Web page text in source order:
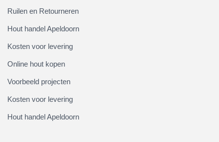
Ruilen en Retourneren
Hout handel Apeldoorn
Kosten voor levering
Online hout kopen
Voorbeeld projecten
Kosten voor levering
Hout handel Apeldoorn